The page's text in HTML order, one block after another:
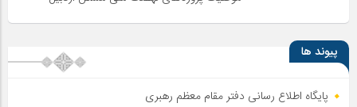
پیوند ها
پایگاه اطلاع رسانی دفتر مقام معظم رهبری